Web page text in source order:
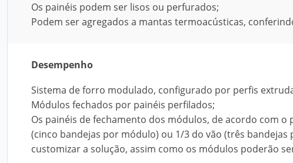
Os painéis podem ser lisos ou perfurados;
Podem ser agregados a mantas termoacústicas,
Desempenho
Sistema de forro modulado, configurado por perfis
Módulos fechados por painéis perfilados;
Os painéis de fechamento dos módulos, de acordo com
(cinco bandejas por módulo) ou 1/3 do vão (três
customizar a solução, assim como os módulos poderão